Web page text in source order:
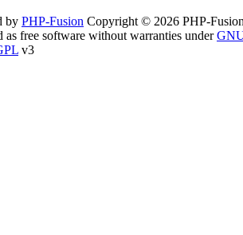
by PHP-Fusion Copyright © 2026 PHP-
as free software without warranties under
v3